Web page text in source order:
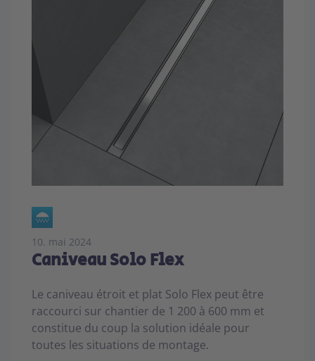
10. mai 2024
Caniveau Solo Flex
Le caniveau étroit et plat Solo Flex peut être
raccourci sur chantier de 1 200 à 600 mm et
constitue du coup la solution idéale pour
toutes les situations de montage.